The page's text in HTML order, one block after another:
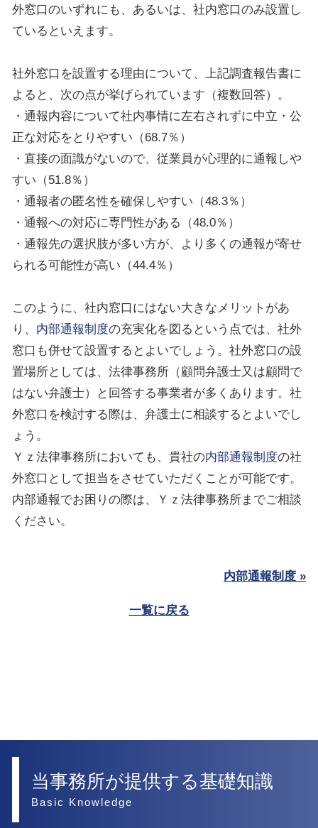
外窓口のいずれにも、あるいは、社内窓口のみ設置し
ているといえます。
社外窓口を設置する理由について、上記調査報告書に
よると、次の点が挙げられています（複数回答）。
・通報内容について社内事情に左右されずに中立・公
正な対応をとりやすい（68.7％）
・直接の面識がないので、従業員が心理的に通報しや
すい（51.8％）
・通報者の匿名性を確保しやすい（48.3％）
・通報への対応に専門性がある（48.0％）
・通報先の選択肢が多い方が、より多くの通報が寄せ
られる可能性が高い（44.4％）
このように、社内窓口にはない大きなメリットがあ
り、 内部通報制度の充実化を図るという点では、社外
窓口も併せて設置するとよいでしょう。社外窓口の設
置場所としては、法律事務所（顧問弁護士又は顧問で
はない弁護士）と回答する事業者が多くあります。社
外窓口を検討する際は、弁護士に相談するとよいでし
ょう。
Ｙｚ法律事務所においても、貴社の内部通報制度の社
外窓口として担当をさせていただくことが可能です。
内部通報でお困りの際は、Ｙｚ法律事務所までご相談
ください。
内部通報制度 »
一覧に戻る
当事務所が提供する基礎知識
Basic Knowledge